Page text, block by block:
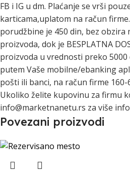
FB i IG u dm. Plaćanje se vrši
karticama,uplatom na račun
porudžbine je 450 din, bez
proizvoda, dok je BESPLATNA
proizvoda u vrednosti preko
putem Vaše mobilne/ebanking
pošti ili banci, na račun firme 160-
Ukoliko želite kupovinu za firmu
info@marketnanetu.rs za više
Povezani proizvodi